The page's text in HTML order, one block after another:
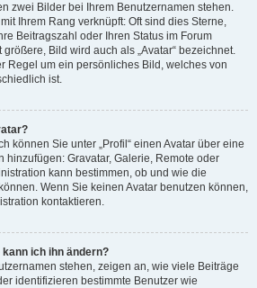
zwei Bilder bei Ihrem Benutzernamen stehen.
Ihrem Rang verknüpft: Oft sind dies Sterne,
Beitragszahl oder Ihren Status im Forum
Bild wird auch als „Avatar“ bezeichnet.
Regel um ein persönliches Bild, welches von
ist.
können Sie unter „Profil“ einen Avatar über eine
hinzufügen: Gravatar, Galerie, Remote oder
kann bestimmen, ob und wie die
Wenn Sie keinen Avatar benutzen können,
kontaktieren.
ich ihn ändern?
stehen, zeigen an, wie viele Beiträge
identifizieren bestimmte Benutzer wie